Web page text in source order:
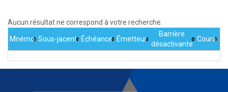
Aucun résultat ne correspond à votre recherche.
Mnémo Sous-jacent Échéance Émetteur
Barrière
désactivante
Cours